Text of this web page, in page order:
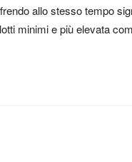
allo stesso tempo
minimi e più elevata